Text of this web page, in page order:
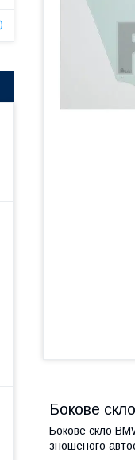
Бокове
Бокове скло
зношеного